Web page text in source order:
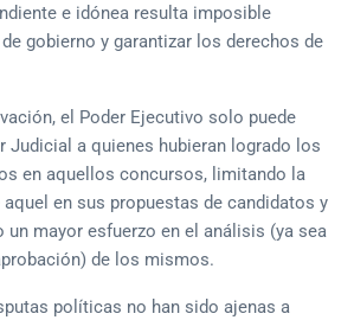
e idónea resulta imposible
gobierno y garantizar los derechos de
el Poder Ejecutivo solo puede
Judicial a quienes hubieran logrado los
en aquellos concursos, limitando la
en sus propuestas de candidatos y
un mayor esfuerzo en el análisis (ya sea
de los mismos.
políticas no han sido ajenas a